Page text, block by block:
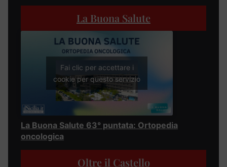
La Buona Salute
Fai clic per accettare i
cookie per questo servizio
La Buona Salute 63° puntata: Ortopedia
oncologica
Oltre il Castello